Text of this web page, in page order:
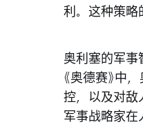
利。这种策略
奥利塞的军事
《奥德赛》中
控，以及对敌
军事战略家在